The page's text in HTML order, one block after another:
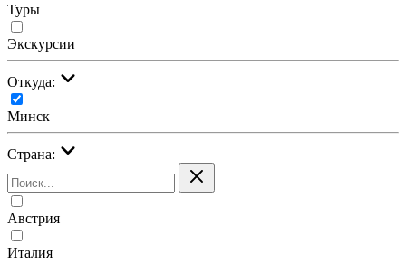
Туры
Экскурсии
Откуда:
Минск
Страна:
Австрия
Италия